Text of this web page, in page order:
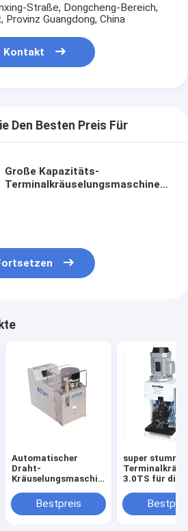
Straße, Dongcheng-Bereich,
Provinz Guangdong, China
Kontakt
Den Besten Preis Für
Große Kapazitäts-
Terminalkräuselungsmaschinen-
Automatischer
Draht-
Kräuselungsmaschinen-
12MM Länge
Bestpreis
super stumme
3.0TS für die
Verarbeitung